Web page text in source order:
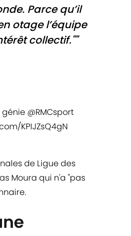
Parce qu’il
otage l’équipe
collectif.""
génie @RMCsport
KPIJZsQ4gN
de Ligue des
Moura qui n'a "pas